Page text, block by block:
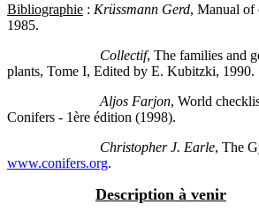
Bibliographie : Krüssmann Gerd, Manual of
1985.
Collectif, The families and
plants, Tome I, Edited by E. Kubitzki, 1990.
Aljos Farjon, World
Conifers - 1ère édition (1998).
Christopher J. Earle, The
www.conifers.org.
Description à venir